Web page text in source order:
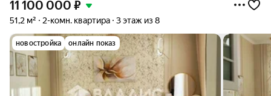
11 100 000 ₽
51,2 м² 2-комн. квартира 3 этаж из 8
новостройка онлайн показ